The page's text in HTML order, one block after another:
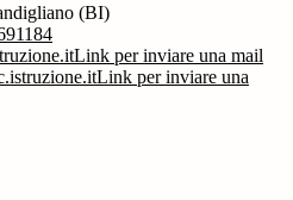
(BI)
Link per inviare una mail
Link per inviare una